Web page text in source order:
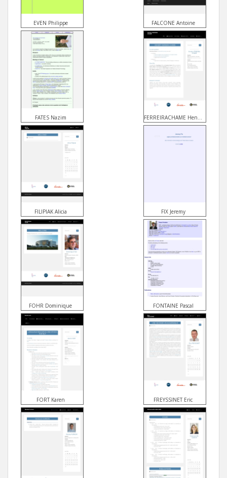
EVEN Philippe FALCONE Antoine
FATES Nazim
FILIPIAK Alicia FIX Jeremy
FOHR Dominique FONTAINE Pascal
FORT Karen FREYSSINET Eric